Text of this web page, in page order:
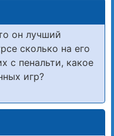
он лучший
сколько на его
с пенальти, какое
игр?